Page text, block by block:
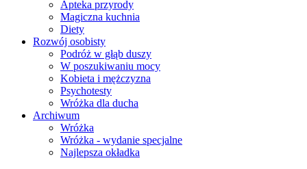
Apteka przyrody
Magiczna kuchnia
Diety
Rozwój osobisty
Podróż w głąb duszy
W poszukiwaniu mocy
Kobieta i mężczyzna
Psychotesty
Wróżka dla ducha
Archiwum
Wróżka
Wróżka - wydanie specjalne
Najlepsza okładka